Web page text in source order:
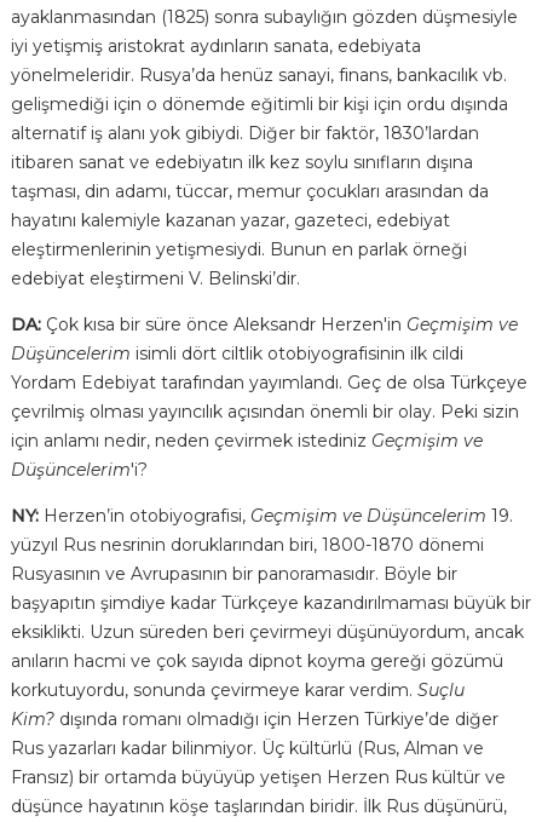
ayaklanmasından (1825) sonra subaylığın gözden düşmesiyle
iyi yetişmiş aristokrat aydınların sanata, edebiyata
yönelmeleridir. Rusya’da henüz sanayi, finans, bankacılık vb.
gelişmediği için o dönemde eğitimli bir kişi için ordu dışında
alternatif iş alanı yok gibiydi. Diğer bir faktör, 1830’lardan
itibaren sanat ve edebiyatın ilk kez soylu sınıfların dışına
taşması, din adamı, tüccar, memur çocukları arasından da
hayatını kalemiyle kazanan yazar, gazeteci, edebiyat
eleştirmenlerinin yetişmesiydi. Bunun en parlak örneği
edebiyat eleştirmeni V. Belinski’dir.
DA: Çok kısa bir süre önce Aleksandr Herzen'in Geçmişim ve
Düşüncelerim isimli dört ciltlik otobiyografisinin ilk cildi
Yordam Edebiyat tarafından yayımlandı. Geç de olsa Türkçeye
çevrilmiş olması yayıncılık açısından önemli bir olay. Peki sizin
için anlamı nedir, neden çevirmek istediniz Geçmişim ve
Düşüncelerim'i?
NY: Herzen’in otobiyografisi, Geçmişim ve Düşüncelerim 19.
yüzyıl Rus nesrinin doruklarından biri, 1800-1870 dönemi
Rusyasının ve Avrupasının bir panoramasıdır. Böyle bir
başyapıtın şimdiye kadar Türkçeye kazandırılmaması büyük bir
eksiklikti. Uzun süreden beri çevirmeyi düşünüyordum, ancak
anıların hacmi ve çok sayıda dipnot koyma gereği gözümü
korkutuyordu, sonunda çevirmeye karar verdim. Suçlu
Kim?dışında romanı olmadığı için Herzen Türkiye’de diğer
Rus yazarları kadar bilinmiyor. Üç kültürlü (Rus, Alman ve
Fransız) bir ortamda büyüyüp yetişen Herzen Rus kültür ve
düşünce hayatının köşe taşlarından biridir. İlk Rus düşünürü,